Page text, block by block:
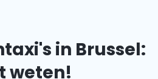
in Brussel:
weten!